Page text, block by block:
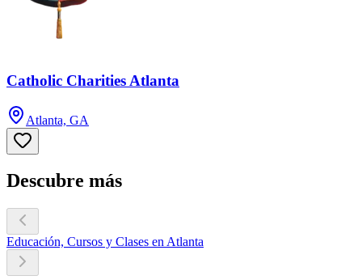
Catholic Charities Atlanta
Atlanta, GA
Descubre más
Educación, Cursos y Clases en Atlanta